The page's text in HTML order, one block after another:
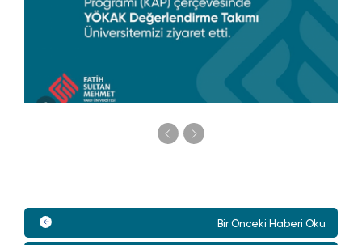
Bir Önceki Haberi Oku